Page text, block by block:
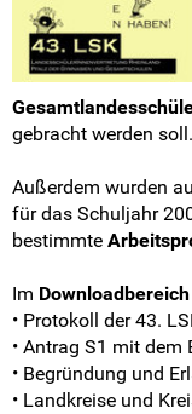
Geschäftsordnung
Protokolle LSKen
LSK #79-70
LSK #69-60
LSK #59-50
LSK #49-40
gebracht werden soll.
Außerdem wurden
für das Schuljahr
bestimmte
Im Downloadbereich
• Protokoll der 43.
• Antrag S1 mit dem
• Begründung und
• Landkreise und